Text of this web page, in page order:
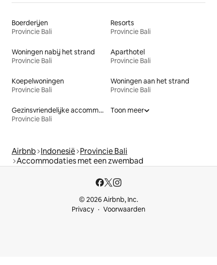
Boerderijen
Provincie Bali
Resorts
Provincie Bali
Woningen nabij het strand
Provincie Bali
Aparthotel
Provincie Bali
Koepelwoningen
Provincie Bali
Woningen aan het strand
Provincie Bali
Gezinsvriendelijke accommodaties
Provincie Bali
Toon meer
Airbnb Indonesië Provincie Bali
Accommodaties met een zwembad
© 2026 Airbnb, Inc.
Privacy
Voorwaarden